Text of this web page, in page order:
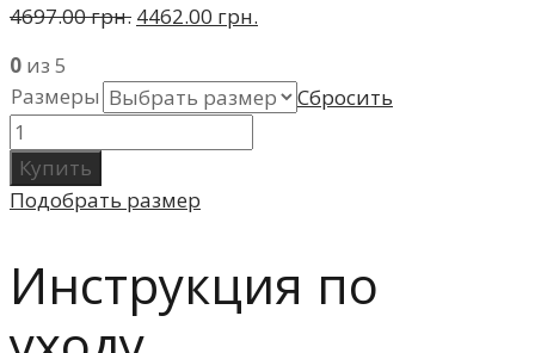
4697.00 грн. 4462.00 грн.
0 из 5
Размеры
Сбросить
Купить
Подобрать размер
Инструкция по